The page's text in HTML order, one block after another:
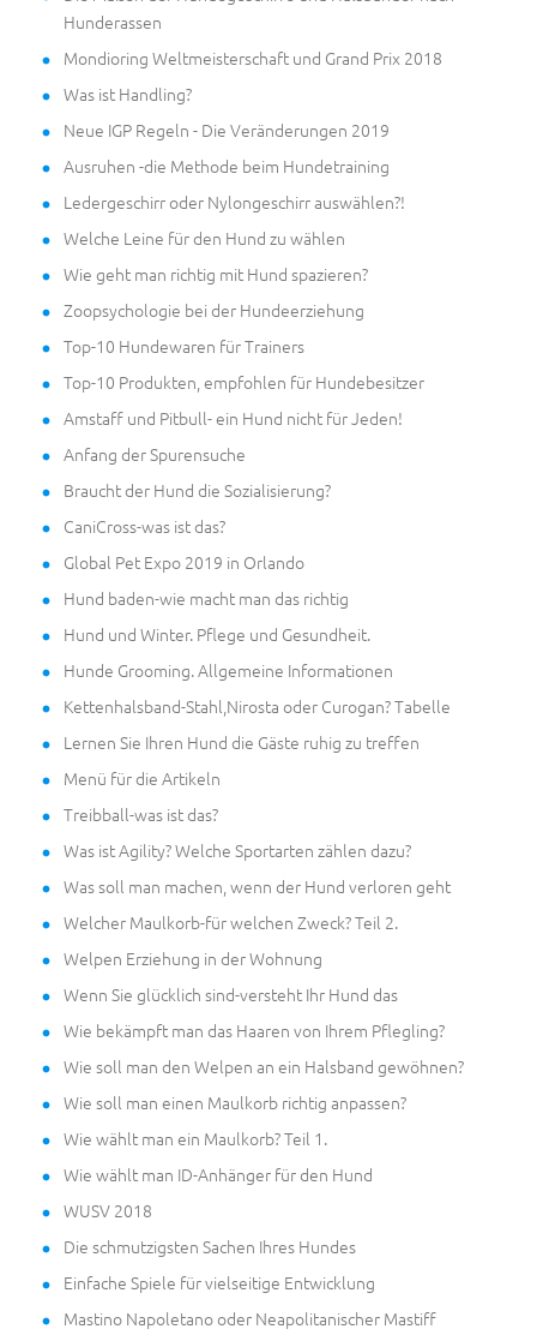
Hunderassen
Mondioring Weltmeisterschaft und Grand Prix 2018
Was ist Handling?
Neue IGP Regeln - Die Veränderungen 2019
Ausruhen -die Methode beim Hundetraining
Ledergeschirr oder Nylongeschirr auswählen?!
Welche Leine für den Hund zu wählen
Wie geht man richtig mit Hund spazieren?
Zoopsychologie bei der Hundeerziehung
Top-10 Hundewaren für Trainers
Top-10 Produkten, empfohlen für Hundebesitzer
Amstaff und Pitbull- ein Hund nicht für Jeden!
Anfang der Spurensuche
Braucht der Hund die Sozialisierung?
CaniCross-was ist das?
Global Pet Expo 2019 in Orlando
Hund baden-wie macht man das richtig
Hund und Winter. Pflege und Gesundheit.
Hunde Grooming. Allgemeine Informationen
Kettenhalsband-Stahl,Nirosta oder Curogan? Tabelle
Lernen Sie Ihren Hund die Gäste ruhig zu treffen
Menü für die Artikeln
Treibball-was ist das?
Was ist Agility? Welche Sportarten zählen dazu?
Was soll man machen, wenn der Hund verloren geht
Welcher Maulkorb-für welchen Zweck? Teil 2.
Welpen Erziehung in der Wohnung
Wenn Sie glücklich sind-versteht Ihr Hund das
Wie bekämpft man das Haaren von Ihrem Pflegling?
Wie soll man den Welpen an ein Halsband gewöhnen?
Wie soll man einen Maulkorb richtig anpassen?
Wie wählt man ein Maulkorb? Teil 1.
Wie wählt man ID-Anhänger für den Hund
WUSV 2018
Die schmutzigsten Sachen Ihres Hundes
Einfache Spiele für vielseitige Entwicklung
Mastino Napoletano oder Neapolitanischer Mastiff